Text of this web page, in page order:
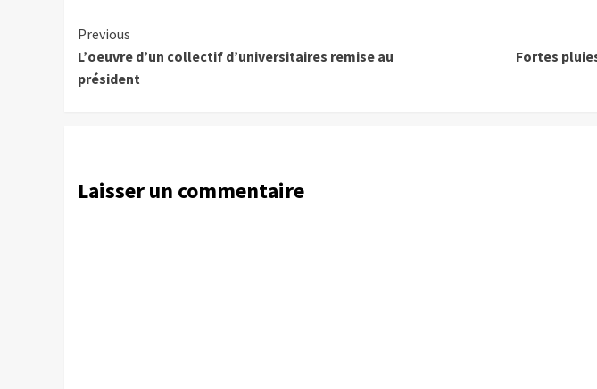
Continue
Reading
Previous
L’oeuvre d’un collectif d’universitaires remise au
président
Fortes
Laisser un commentaire